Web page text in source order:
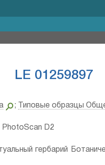
LE 01259897
; Типовые образцы
PhotoScan D2
гербарий